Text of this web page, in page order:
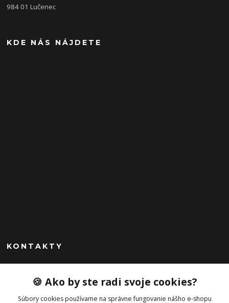
984 01 Lučenec
KDE NÁS NÁJDETE
KONTAKTY
Peknekabelky.sk
+421 949747302
Po-Pia 10-16
🍪 Ako by ste radi svoje cookies?
Súbory cookies používame na správne fungovanie nášho e-shopu